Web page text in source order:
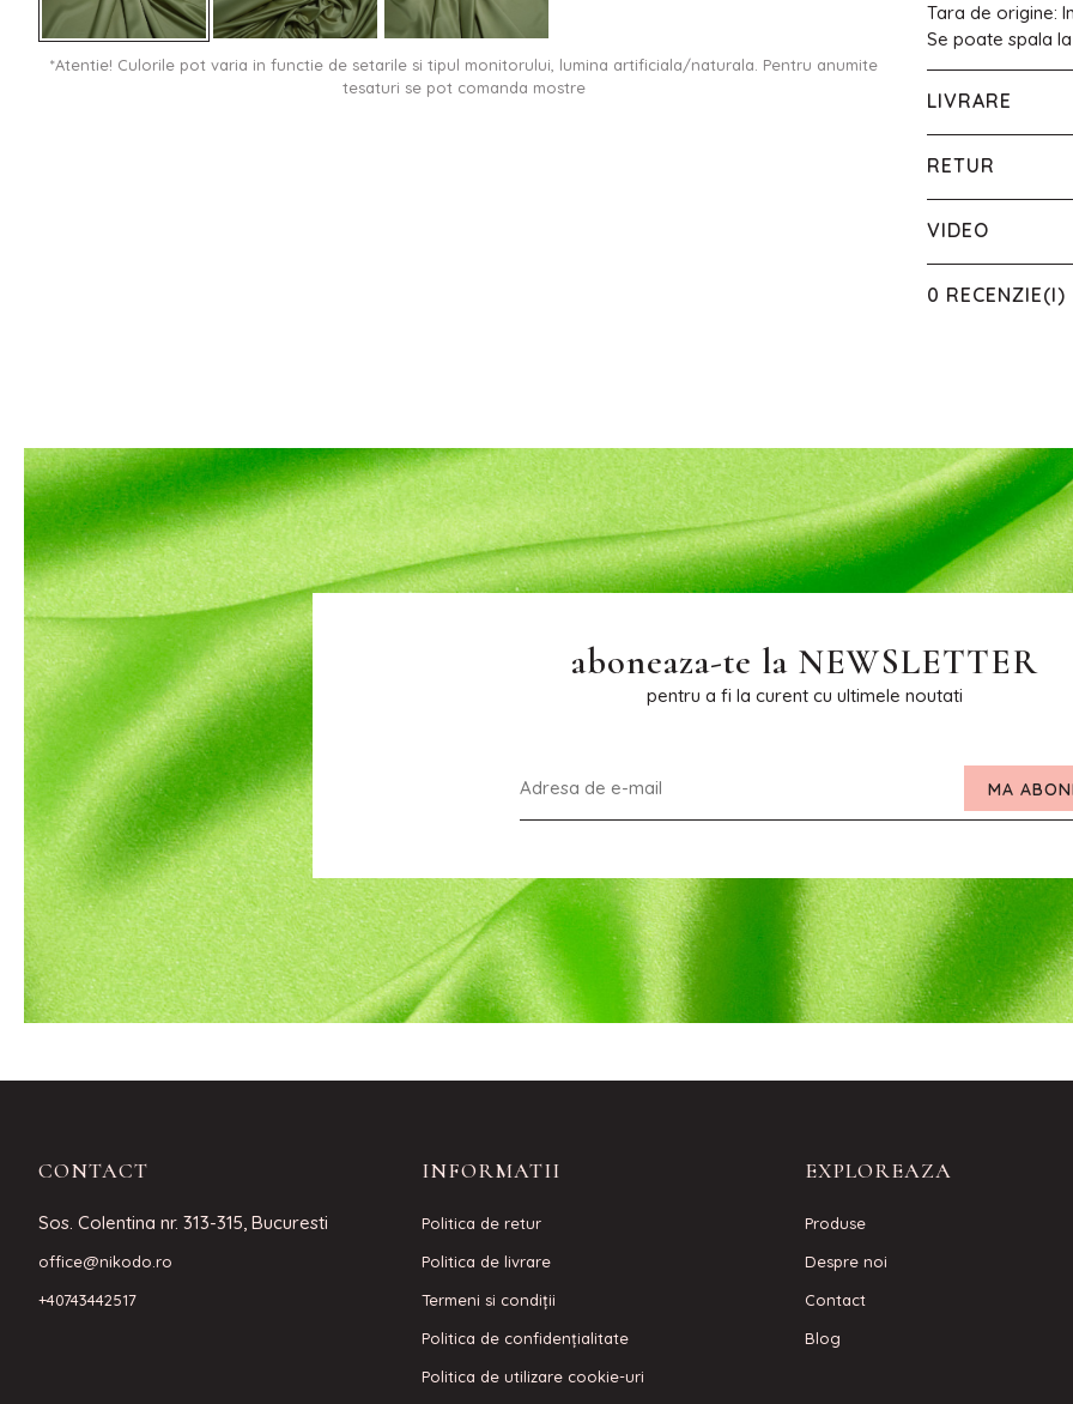
*Atentie! Culorile pot varia in functie de setarile si tipul monitorului, lumina artificiala/naturala. Pentru anumite
tesaturi se pot comanda mostre
Tara de origine:
Se poate spala
LIVRARE
RETUR
VIDEO
0 RECENZIE(I)
aboneaza-te la NEWSLETTER
pentru a fi la curent cu ultimele noutati
MA
CONTACT
Sos. Colentina nr. 313-315, Bucuresti
office@nikodo.ro
+40743442517
INFORMATII
Politica de retur
Politica de livrare
Termeni si condiţii
Politica de confidenţialitate
Politica de utilizare cookie-uri
EXPLOREAZA
Produse
Despre noi
Contact
Blog